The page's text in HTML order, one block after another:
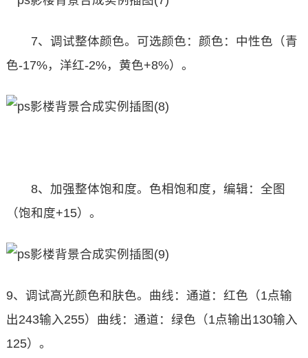
7、调试整体颜色。可选颜色：颜色：中性色（青
色-17%，洋红-2%，黄色+8%）。
8、加强整体饱和度。色相饱和度，编辑：全图
（饱和度+15）。
9、调试高光颜色和肤色。曲线：通道：红色（1点输
出243输入255）曲线：通道：绿色（1点输出130输入
125）。